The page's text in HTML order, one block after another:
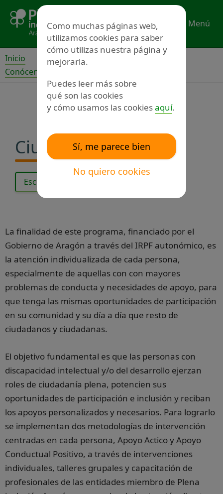
contenido
Menú
Inicio
Conócenos
Ciudadanía plena
Escuchar el texto
La finalidad de este programa, financiado por el
Gobierno de Aragón a través del IRPF autonómico, es
la atención individualizada de cada persona,
especialmente de aquellas con con mayores
problemas de conducta y necesidades de apoyo, para
que tenga las mismas oportunidades de participación
en su comunidad y su día a día que resto de
ciudadanos y ciudadanas.
El objetivo fundamental es que las personas con
discapacidad intelectual y/o del desarrollo ejerzan
roles de ciudadanía plena, potencien sus
oportunidades de participación e inclusión y reciban
los apoyos personalizados y necesarios. Para lograrlo
se implementan dos metodologías de intervención
centradas en cada persona, Apoyo Actico y Apoyo
Conductual Positivo, a través de intervenciones
individuales, talleres grupales y capacitación de
profesionales de las entidades miembro de Plena
Como muchas páginas web,
utilizamos cookies para saber
cómo utilizas nuestra página y
mejorarla.
Puedes leer más sobre
qué son las cookies
y cómo usamos las cookiesaquí.
Sí, me parece bien
No quiero cookies